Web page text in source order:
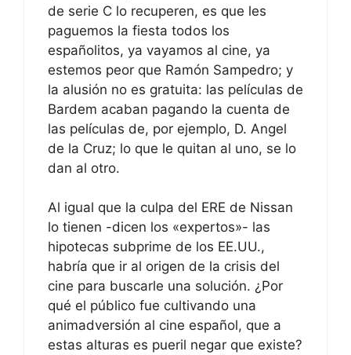
de serie C lo recuperen, es que les
paguemos la fiesta todos los
españolitos, ya vayamos al cine, ya
estemos peor que Ramón Sampedro; y
la alusión no es gratuita: las películas de
Bardem acaban pagando la cuenta de
las películas de, por ejemplo, D. Angel
de la Cruz; lo que le quitan al uno, se lo
dan al otro.
Al igual que la culpa del ERE de Nissan
lo tienen -dicen los «expertos»- las
hipotecas subprime de los EE.UU.,
habría que ir al origen de la crisis del
cine para buscarle una solución. ¿Por
qué el público fue cultivando una
animadversión al cine español, que a
estas alturas es pueril negar que existe?